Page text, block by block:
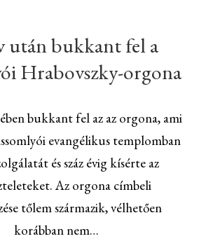
után bukkant fel a
Hrabovszky-orgona
bukkant fel az az orgona, ami
evangélikus templomban
és száz évig kísérte az
Az orgona címbeli
tőlem származik, vélhetően
korábban nem…